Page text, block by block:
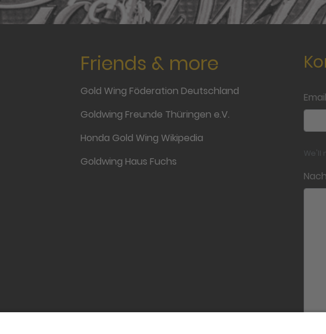
Friends & more
Gold Wing Föderation Deutschland
Goldwing Freunde Thüringen e.V.
Honda Gold Wing Wikipedia
Goldwing Haus Fuchs
We'll